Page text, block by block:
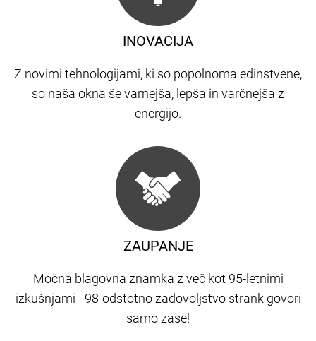
ZAUPANJE
Močna blagovna znamka z več kot 95-letnimi
izkušnjami - 98-odstotno zadovoljstvo strank govori
samo zase!
INOVACIJA
Z novimi tehnologijami, ki so popolnoma edinstvene,
so naša okna še varnejša, lepša in varčnejša z
energijo.